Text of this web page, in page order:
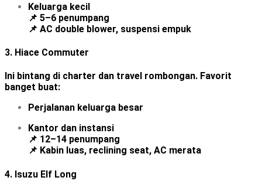
Keluarga kecil
📌 5–6 penumpang
📌 AC double blower, suspensi empuk
3. Hiace Commuter
Ini bintang di charter dan travel rombongan. Favorit
banget buat:
Perjalanan keluarga besar
Kantor dan instansi
📌 12–14 penumpang
📌 Kabin luas, reclining seat, AC merata
4. Isuzu Elf Long